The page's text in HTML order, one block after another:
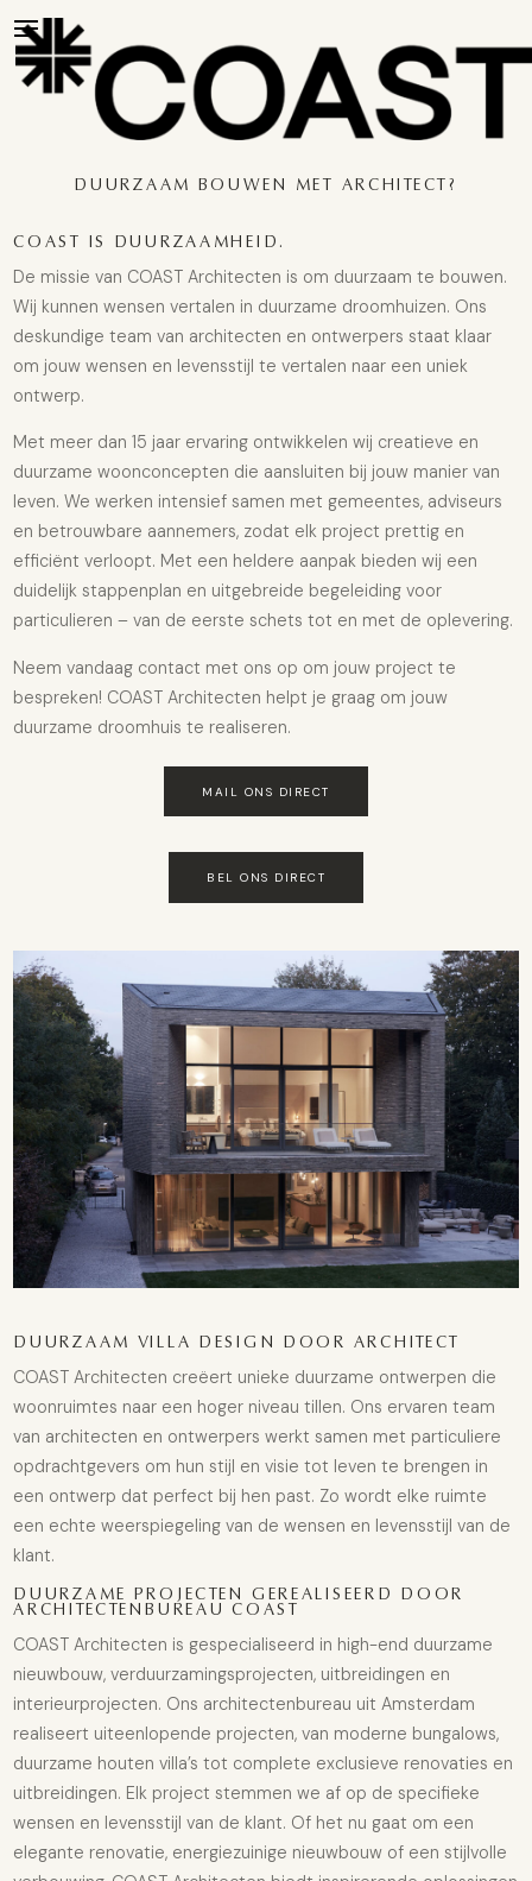
DUURZAAM BOUWEN MET ARCHITECT?
COAST IS DUURZAAMHEID.
De missie van COAST Architecten is om duurzaam te bouwen.
Wij kunnen wensen vertalen in duurzame droomhuizen. Ons
deskundige team van architecten en ontwerpers staat klaar
om jouw wensen en levensstijl te vertalen naar een uniek
ontwerp.
Met meer dan 15 jaar ervaring ontwikkelen wij creatieve en
duurzame woonconcepten die aansluiten bij jouw manier van
leven. We werken intensief samen met gemeentes, adviseurs
en betrouwbare aannemers, zodat elk project prettig en
efficiënt verloopt. Met een heldere aanpak bieden wij een
duidelijk stappenplan en uitgebreide begeleiding voor
particulieren – van de eerste schets tot en met de oplevering.
Neem vandaag contact met ons op om jouw project te
bespreken! COAST Architecten helpt je graag om jouw
duurzame droomhuis te realiseren.
MAIL ONS DIRECT
BEL ONS DIRECT
DUURZAAM VILLA DESIGN DOOR ARCHITECT
COAST Architecten creëert unieke duurzame ontwerpen die
woonruimtes naar een hoger niveau tillen. Ons ervaren team
van architecten en ontwerpers werkt samen met particuliere
opdrachtgevers om hun stijl en visie tot leven te brengen in
een ontwerp dat perfect bij hen past. Zo wordt elke ruimte
een echte weerspiegeling van de wensen en levensstijl van de
klant.
DUURZAME PROJECTEN GEREALISEERD DOOR
ARCHITECTENBUREAU COAST
COAST Architecten is gespecialiseerd in high-end duurzame
nieuwbouw, verduurzamingsprojecten, uitbreidingen en
interieurprojecten. Ons architectenbureau uit Amsterdam
realiseert uiteenlopende projecten, van moderne bungalows,
duurzame houten villa’s tot complete exclusieve renovaties en
uitbreidingen. Elk project stemmen we af op de specifieke
wensen en levensstijl van de klant. Of het nu gaat om een
elegante renovatie, energiezuinige nieuwbouw of een stijlvolle